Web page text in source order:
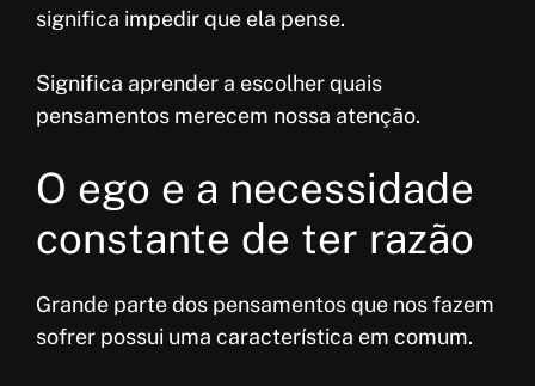
significa impedir que ela pense.
Significa aprender a escolher quais
pensamentos merecem nossa atenção.
O ego e a necessidade
constante de ter razão
Grande parte dos pensamentos que nos fazem
sofrer possui uma característica em comum.